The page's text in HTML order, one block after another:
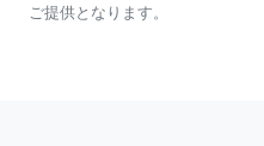
ご提供となります。